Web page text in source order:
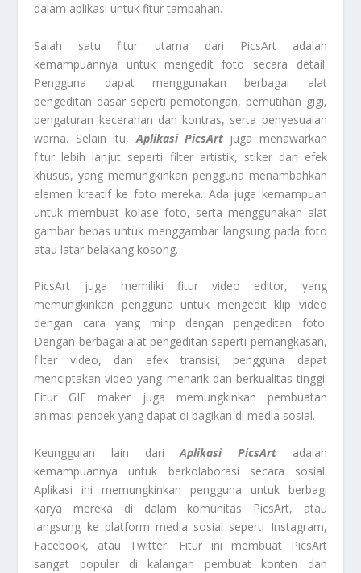
dalam aplikasi untuk fitur tambahan.
Salah satu fitur utama dari PicsArt adalah
kemampuannya untuk mengedit foto secara detail.
Pengguna dapat menggunakan berbagai alat
pengeditan dasar seperti pemotongan, pemutihan gigi,
pengaturan kecerahan dan kontras, serta penyesuaian
warna. Selain itu, Aplikasi PicsArtjuga menawarkan
fitur lebih lanjut seperti filter artistik, stiker dan efek
khusus, yang memungkinkan pengguna menambahkan
elemen kreatif ke foto mereka. Ada juga kemampuan
untuk membuat kolase foto, serta menggunakan alat
gambar bebas untuk menggambar langsung pada foto
atau latar belakang kosong.
PicsArt juga memiliki fitur video editor, yang
memungkinkan pengguna untuk mengedit klip video
dengan cara yang mirip dengan pengeditan foto.
Dengan berbagai alat pengeditan seperti pemangkasan,
filter video, dan efek transisi, pengguna dapat
menciptakan video yang menarik dan berkualitas tinggi.
Fitur GIF maker juga memungkinkan pembuatan
animasi pendek yang dapat di bagikan di media sosial.
Keunggulan lain dariAplikasi PicsArtadalah
kemampuannya untuk berkolaborasi secara sosial.
Aplikasi ini memungkinkan pengguna untuk berbagi
karya mereka di dalam komunitas PicsArt, atau
langsung ke platform media sosial seperti Instagram,
Facebook, atau Twitter. Fitur ini membuat PicsArt
sangat populer di kalangan pembuat konten dan